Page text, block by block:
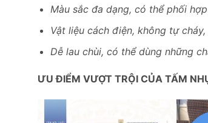
Màu sắc đa dạng, có thể phối
Vật liệu cách điện, không tự
Dễ lau chùi, có thể dùng những
ƯU ĐIỂM VƯỢT TRỘI CỦA TẤM